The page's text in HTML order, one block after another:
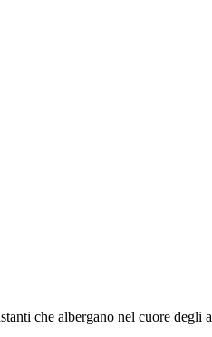
che albergano nel cuore